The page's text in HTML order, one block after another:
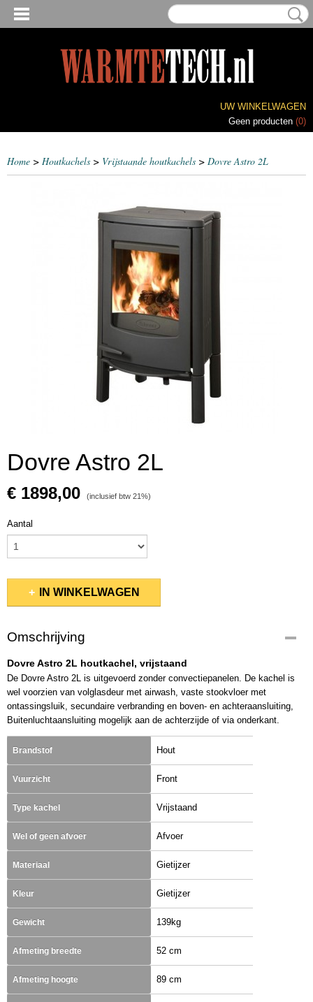
UW WINKELWAGEN
Geen producten (0)
Home > Houtkachels > Vrijstaande houtkachels > Dovre Astro 2L
Dovre Astro 2L
€ 1898,00 (inclusief btw 21%)
Aantal
IN WINKELWAGEN
Omschrijving
Dovre Astro 2L houtkachel, vrijstaand
De Dovre Astro 2L is uitgevoerd zonder convectiepanelen. De kachel is
wel voorzien van volglasdeur met airwash, vaste stookvloer met
ontassingsluik, secundaire verbranding en boven- en achteraansluiting,
Buitenluchtaansluiting mogelijk aan de achterzijde of via onderkant.
Brandstof Hout
Vuurzicht Front
Type kachel Vrijstaand
Wel of geen afvoer Afvoer
Materiaal Gietijzer
Kleur Gietijzer
Gewicht 139kg
Afmeting breedte 52 cm
Afmeting hoogte 89 cm